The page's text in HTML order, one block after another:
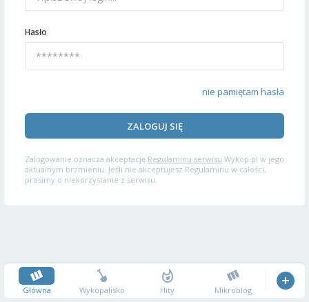
Hasło
nie pamiętam hasła
ZALOGUJ SIĘ
Zalogowanie oznacza akceptację Regulaminu serwisu Wykop.pl w jego
aktualnym brzmieniu. Jeśli nie akceptujesz Regulaminu w całości,
prosimy o niekorzystanie z serwisu.
Główna Wykopalisko Hity Mikroblog